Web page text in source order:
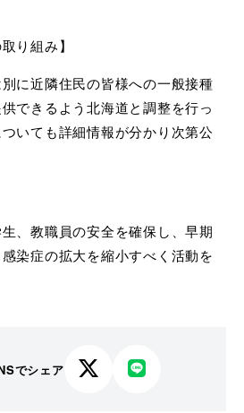
り組み】
に近隣住民の皆様への一般接種
できるよう北海道と調整を行っ
いても詳細情報が分かり次第公
、教職員の安全を確保し、早期
染症の拡大を縮小すべく活動を
でシェア
X
LINE